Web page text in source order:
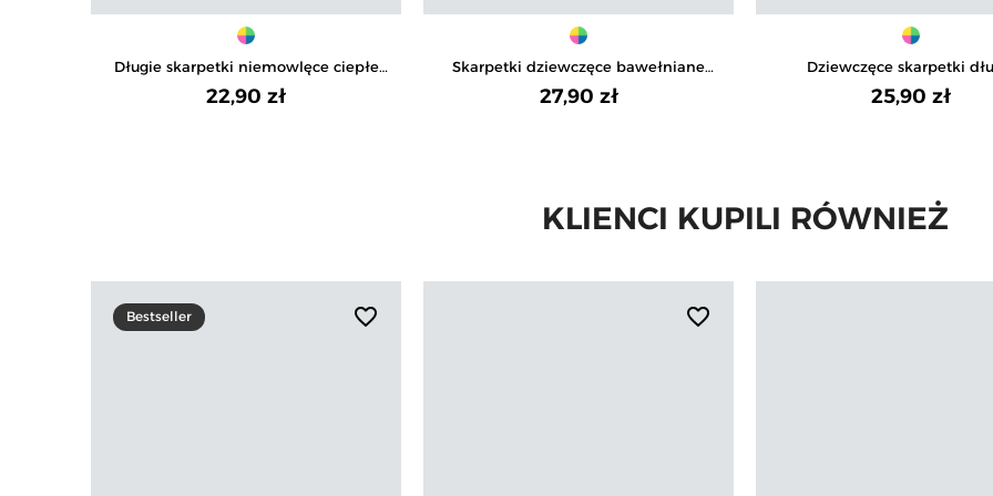
Długie skarpetki niemowlęce ciepłe
bawełniane z ABS 3-pak
22,90 zł
Skarpetki dziewczęce bawełniane
uroczy motyw kropki cętki 4-pak
27,90 zł
Dziewczęce skarpetki
bawełniane z paskami
25,90 zł
KLIENCI KUPILI RÓWNIEŻ
Bestseller favorite_border favorite_border